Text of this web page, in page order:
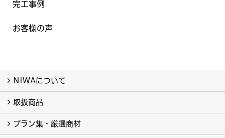
完工事例
お客様の声
NIWAについて
NIWAについて
取扱商品
取扱商品-すべて-
カーポート (5)
プラン集・厳選商材